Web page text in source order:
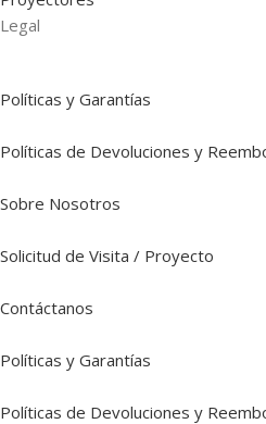
Legal
Políticas y Garantías
Políticas de Devoluciones y
Sobre Nosotros
Solicitud de Visita / Proyecto
Contáctanos
Políticas y Garantías
Políticas de Devoluciones y